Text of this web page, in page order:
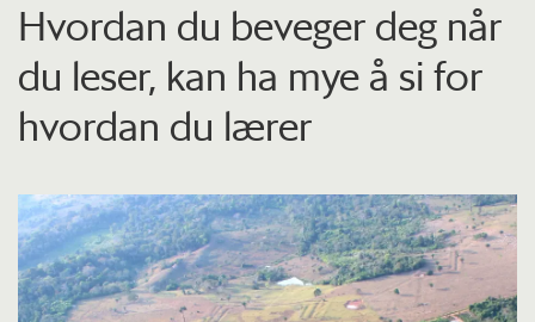
Hvordan du beveger deg når
du leser, kan ha mye å si for
hvordan du lærer